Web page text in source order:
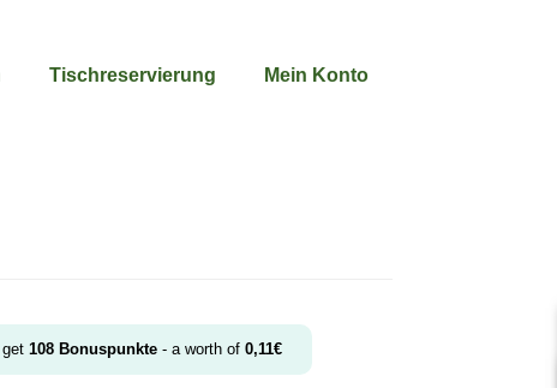
Tischreservierung Mein Konto
get108 Bonuspunkte - a worth of0,11€